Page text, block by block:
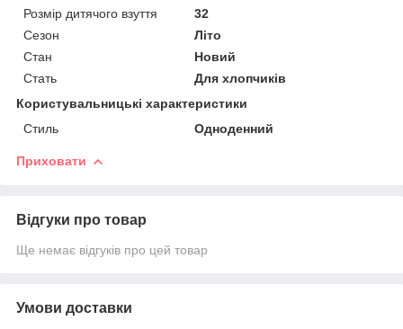
Розмір дитячого взуття
32
Сезон
Літо
Стан
Новий
Стать
Для хлопчиків
Користувальницькі характеристики
Стиль
Одноденний
Приховати
Відгуки про товар
Ще немає відгуків про цей товар
Умови доставки